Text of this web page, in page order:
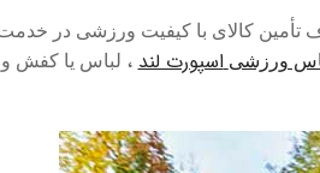
تأمین کالای با کیفیت ورزشی در
ورزشی اسپورت لند، لباس یا کفش